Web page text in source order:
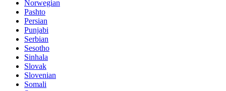
Norwegian
Pashto
Persian
Punjabi
Serbian
Sesotho
Sinhala
Slovak
Slovenian
Somali